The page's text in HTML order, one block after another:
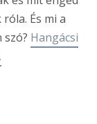
És mi a
Hangácsi